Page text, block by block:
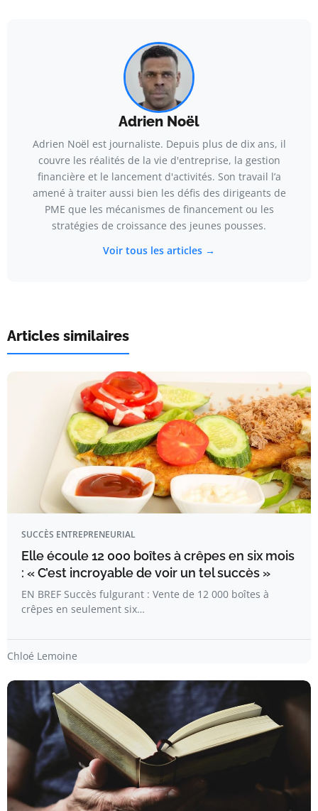
Adrien Noël
Adrien Noël est journaliste. Depuis plus de dix ans, il
couvre les réalités de la vie d'entreprise, la gestion
financière et le lancement d'activités. Son travail l’a
amené à traiter aussi bien les défis des dirigeants de
PME que les mécanismes de financement ou les
stratégies de croissance des jeunes pousses.
Voir tous les articles →
Articles similaires
SUCCÈS ENTREPRENEURIAL
Elle écoule 12 000 boîtes à crêpes en six mois
: « C’est incroyable de voir un tel succès »
EN BREF Succès fulgurant : Vente de 12 000 boîtes à
crêpes en seulement six…
Chloé Lemoine